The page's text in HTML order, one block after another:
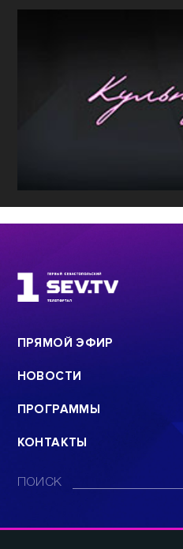
ПРЯМОЙ ЭФИР
НОВОСТИ
ПРОГРАММЫ
КОНТАКТЫ
ПОИСК